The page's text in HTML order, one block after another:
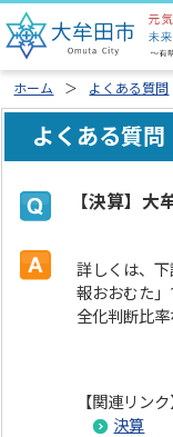
ホーム よくある質問
よくある質問
【決算】大
詳しくは、
報おおむた
全化判断比率
【関連リンク
決算